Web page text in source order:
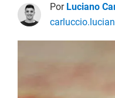
Por Luciano